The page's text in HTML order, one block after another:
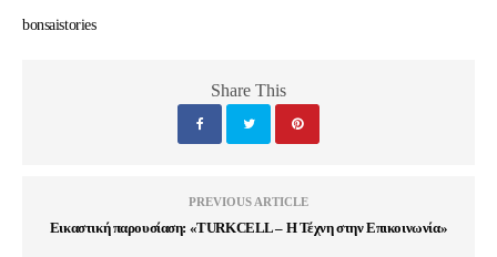
bonsaistories
Share This
PREVIOUS ARTICLE
Εικαστική παρουσίαση: «TURKCELL – Η Τέχνη στην Επικοινωνία»